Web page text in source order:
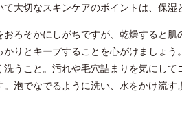
大切なスキンケアのポイントは、保湿
おろそかにしがちですが、乾燥すると
りとキープすることを心がけましょ
うこと。汚れや毛穴詰まりを気にし
泡でなでるように洗い、水をかけ流す